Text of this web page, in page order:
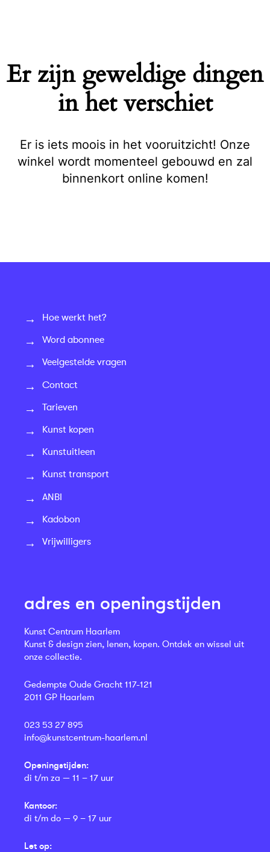
Er zijn geweldige dingen
in het verschiet
Er is iets moois in het vooruitzicht! Onze
winkel wordt momenteel gebouwd en zal
binnenkort online komen!
Hoe werkt het?
Word abonnee
Veelgestelde vragen
Contact
Tarieven
Kunst kopen
Kunstuitleen
Kunst transport
ANBI
Kadobon
Vrijwilligers
adres en openingstijden
Kunst Centrum Haarlem
Kunst & design zien, lenen, kopen. Ontdek en wissel uit
onze collectie.
Gedempte Oude Gracht 117-121
2011 GP Haarlem
023 53 27 895
info@kunstcentrum-haarlem.nl
Openingstijden:
di t/m za — 11 – 17 uur
Kantoor:
di t/m do — 9 – 17 uur
Let op: